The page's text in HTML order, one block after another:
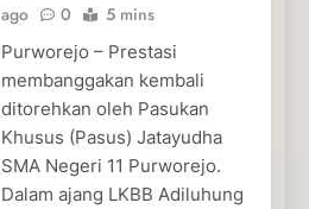
ago
0 5 mins
Purworejo – Prestasi
membanggakan kembali
ditorehkan oleh Pasukan
Khusus (Pasus) Jatayudha
SMA Negeri 11 Purworejo.
Dalam ajang LKBB Adiluhung